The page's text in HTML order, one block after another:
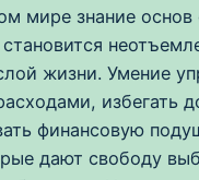
мире знание основ
жизни. Умение
избегать
финансовую
дают свободу